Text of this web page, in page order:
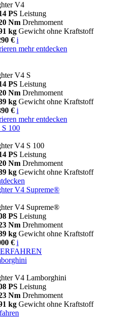
V4
PS Leistung
Nm Drehmoment
kg Gewicht ohne Kraftstoff
€ i
mehr entdecken
V4 S
PS Leistung
Nm Drehmoment
kg Gewicht ohne Kraftstoff
€ i
mehr entdecken
100
V4 S 100
PS Leistung
Nm Drehmoment
kg Gewicht ohne Kraftstoff
V4 Supreme®
V4 Supreme®
PS Leistung
Nm Drehmoment
kg Gewicht ohne Kraftstoff
€ i
V4 Lamborghini
PS Leistung
Nm Drehmoment
kg Gewicht ohne Kraftstoff